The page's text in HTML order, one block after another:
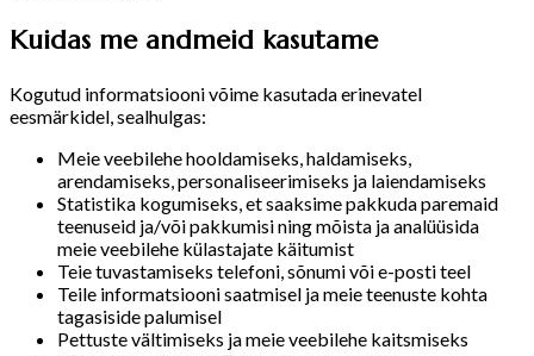
Kuidas me andmeid kasutame
Kogutud informatsiooni võime kasutada erinevatel
eesmärkidel, sealhulgas:
Meie veebilehe hooldamiseks, haldamiseks,
arendamiseks, personaliseerimiseks ja laiendamiseks
Statistika kogumiseks, et saaksime pakkuda paremaid
teenuseid ja/või pakkumisi ning mõista ja analüüsida
meie veebilehe külastajate käitumist
Teie tuvastamiseks telefoni, sõnumi või e-posti teel
Teile informatsiooni saatmisel ja meie teenuste kohta
tagasiside palumisel
Pettuste vältimiseks ja meie veebilehe kaitsmiseks